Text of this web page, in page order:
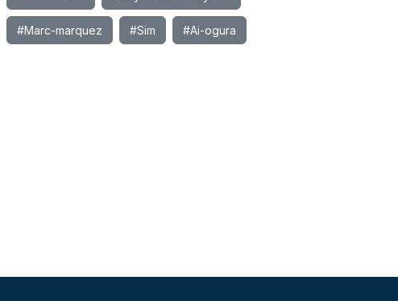
#Marc-marquez #Sim #Ai-ogura